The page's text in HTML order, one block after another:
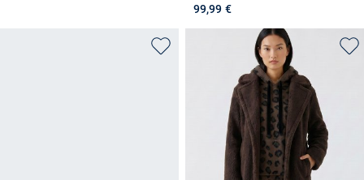
99,99 €